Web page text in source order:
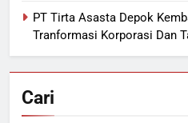
PT Tirta Asasta Depok
Tranformasi Korporasi Dan
Cari